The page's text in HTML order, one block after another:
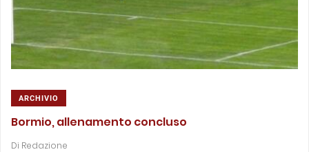
ARCHIVIO
Bormio, allenamento concluso
Di Redazione